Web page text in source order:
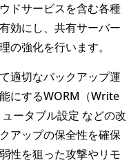
ドサービスを含む各種
効にし、共有サーバー
の強化を行います。
適切なバックアップ運
にするWORM（Write
ータブル設定 などの改
アップの保全性を確保
性を狙った攻撃やリモ